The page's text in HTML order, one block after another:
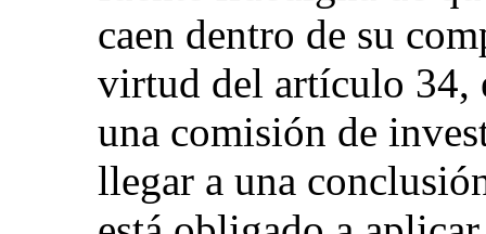
caen dentro de su
virtud del artículo 34,
una comisión de
llegar a una